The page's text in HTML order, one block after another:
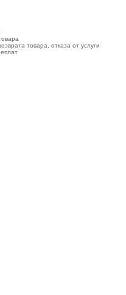
товара, отказа от услуги